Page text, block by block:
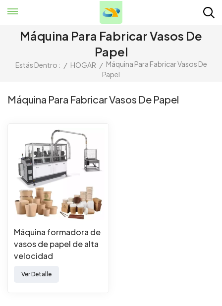
Máquina Para Fabricar Vasos De
Papel
Estás Dentro : / HOGAR / Máquina Para Fabricar Vasos De
Papel
Máquina Para Fabricar Vasos De Papel
Máquina formadora de
vasos de papel de alta
velocidad
Máquina de vasos de
Ver Detalle